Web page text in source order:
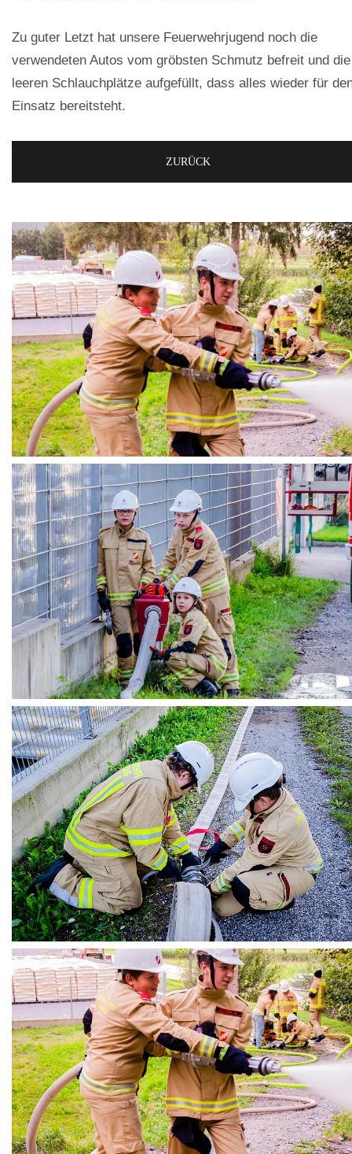
Zu guter Letzt hat unsere Feuerwehrjugend noch die
verwendeten Autos vom gröbsten Schmutz befreit und die
leeren Schlauchplätze aufgefüllt, dass alles wieder für
Einsatz bereitsteht.
ZURÜCK